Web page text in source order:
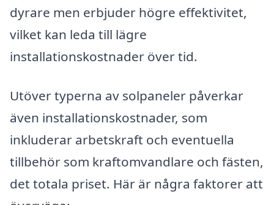
dyrare men erbjuder högre effektivitet,
vilket kan leda till lägre
installationskostnader över tid.
Utöver typerna av solpaneler påverkar
även installationskostnader, som
inkluderar arbetskraft och eventuella
tillbehör som kraftomvandlare och fästen,
det totala priset. Här är några faktorer att